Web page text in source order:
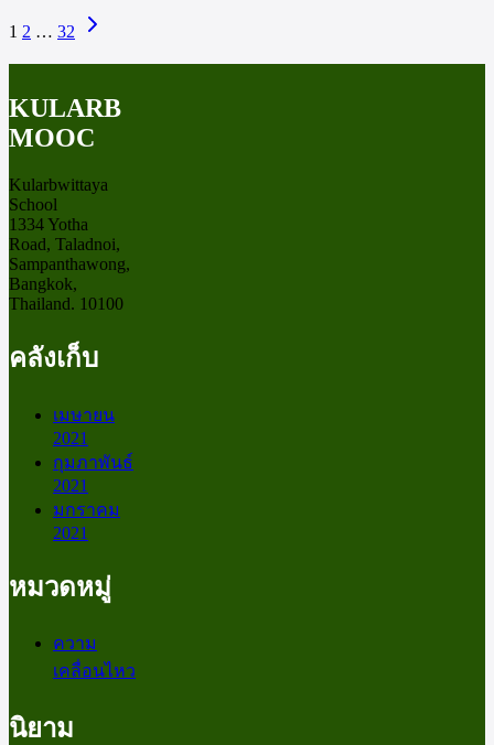
1 2 … 32
KULARB
MOOC
Kularbwittaya
School
1334 Yotha
Road, Taladnoi,
Sampanthawong,
Bangkok,
Thailand. 10100
คลังเก็บ
เมษายน
2021
กุมภาพันธ์
2021
มกราคม
2021
หมวดหมู่
ความ
เคลื่อนไหว
นิยาม